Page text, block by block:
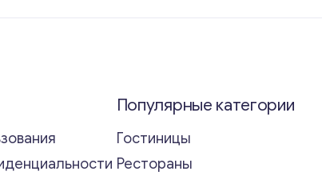
Популярные категории
Гостиницы
Рестораны